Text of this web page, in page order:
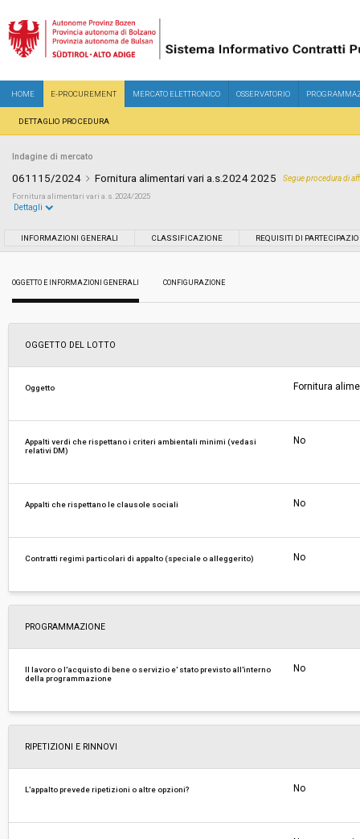
HOME E-PROCUREMENT MERCATO ELETTRONICO OSSERVATORIO
DETTAGLIO PROCEDURA
Indagine di mercato
061115/2024 Fornitura alimentari vari a.s.2024 2025
Segue procedura di
Fornitura alimentari vari a.s.2024/2025
Importo a base di gara soggetto a
Costi di sicurezza non soggetti a
Dettagli
INFORMAZIONI GENERALI CLASSIFICAZIONE REQUISITI DI
OGGETTO E INFORMAZIONI GENERALI CONFIGURAZIONE
OGGETTO DEL LOTTO
Oggetto Fornitura
Appalti verdi che rispettano i criteri ambientali minimi (vedasi
relativi DM)
No
Appalti che rispettano le clausole sociali No
Contratti regimi particolari di appalto (speciale o alleggerito) No
PROGRAMMAZIONE
Il lavoro o l'acquisto di bene o servizio e' stato previsto all'interno
della programmazione
No
RIPETIZIONI E RINNOVI
L’appalto prevede ripetizioni o altre opzioni? No